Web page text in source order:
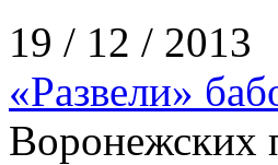
19 / 12 / 2013
«Развели»
Воронежских